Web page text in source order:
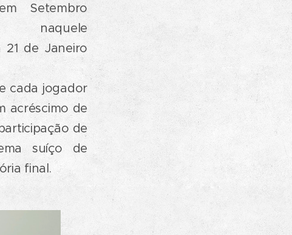
Setembro
naquele
21 de Janeiro
cada jogador
acréscimo de
de
suíço de
final.